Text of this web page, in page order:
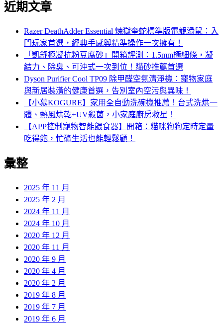
關
近期文章
Razer DeathAdder Essential 煉獄奎蛇標準版電競滑鼠：入
門玩家首選，經典手感與精準操作一次擁有！
「凱舒極凝抗粉豆腐砂」開箱評測：1.5mm極細條，凝
結力、除臭、可沖式一次到位！貓砂推薦首選
Dyson Purifier Cool TP09 除甲醛空氣清淨機：寵物家庭
與新居裝潢的健康首選，告別室內空污與異味！
【小慕KOGURE】家用全自動洗碗機推薦！台式洗烘一
體、熱風烘乾+UV殺菌，小家庭廚房救星！
【APP控制寵物智能餵食器】開箱：貓咪狗狗定時定量
吃得飽，忙碌生活也能輕鬆顧！
彙整
2025 年 11 月
2025 年 2 月
2024 年 11 月
2024 年 10 月
2020 年 12 月
2020 年 11 月
2020 年 9 月
2020 年 4 月
2020 年 2 月
2019 年 8 月
2019 年 7 月
2019 年 6 月